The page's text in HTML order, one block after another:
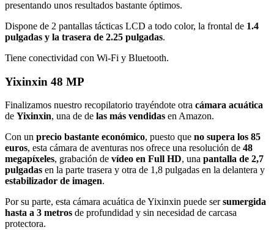
presentando unos resultados bastante óptimos.
Dispone de 2 pantallas tácticas LCD a todo color, la frontal de 1.4
pulgadas y la trasera de 2.25 pulgadas.
Tiene conectividad con Wi-Fi y Bluetooth.
Yixinxin 48 MP
Finalizamos nuestro recopilatorio trayéndote otra cámara acuática
de Yixinxin, una de de las más vendidas en Amazon.
Con un precio bastante económico, puesto que no supera los 85
euros, esta cámara de aventuras nos ofrece una resolución de 48
megapíxeles, grabación de vídeo en Full HD, una pantalla de 2,7
pulgadas en la parte trasera y otra de 1,8 pulgadas en la delantera y
estabilizador de imagen.
Por su parte, esta cámara acuática de Yixinxin puede sersumergida
hasta a 3 metros de profundidad y sin necesidad de carcasa
protectora.